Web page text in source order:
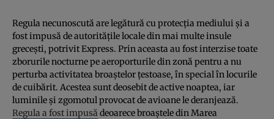
Regula necunoscută are legătură cu protecția mediului și a
fost impusă de autoritățile locale din mai multe insule
grecești, potrivit Express. Prin aceasta au fost interzise toate
zborurile nocturne pe aeroporturile din zonă pentru a nu
perturba activitatea broaștelor țestoase, în special în locurile
de cuibărit. Acestea sunt deosebit de active noaptea, iar
luminile și zgomotul provocat de avioane le deranjează.
Regula a fost impusă deoarece broaștele din Marea